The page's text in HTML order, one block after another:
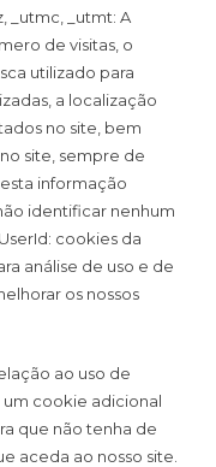
_utmc, _utmt: A
de visitas, o
utilizado para
a localização
no site, bem
site, sempre de
informação
identificar nenhum
cookies da
análise de uso e de
os nossos
ao uso de
cookie adicional
que não tenha de
aceda ao nosso site.